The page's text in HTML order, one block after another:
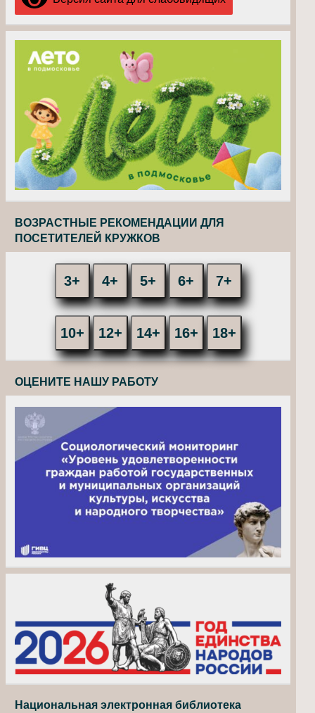
ВОЗРАСТНЫЕ РЕКОМЕНДАЦИИ ДЛЯ
ПОСЕТИТЕЛЕЙ КРУЖКОВ
3+ 4+ 5+ 6+ 7+
10+ 12+ 14+ 16+ 18+
ОЦЕНИТЕ НАШУ РАБОТУ
Национальная электронная библиотека